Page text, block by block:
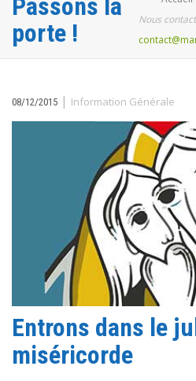
Passons la
porte !
Nous
08/12/2015 | Information Générale
Entrons dans le
miséricorde